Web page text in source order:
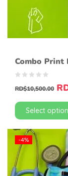
Combo Print
RD$10,500.00
Select
-4%